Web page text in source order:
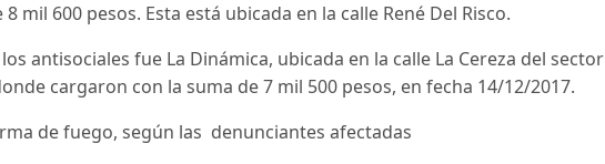
mil 600 pesos. Esta está ubicada en la calle René Del Risco.
antisociales fue La Dinámica, ubicada en la calle La Cereza del sector
cargaron con la suma de 7 mil 500 pesos, en fecha 14/12/2017.
de fuego, según las denunciantes afectadas